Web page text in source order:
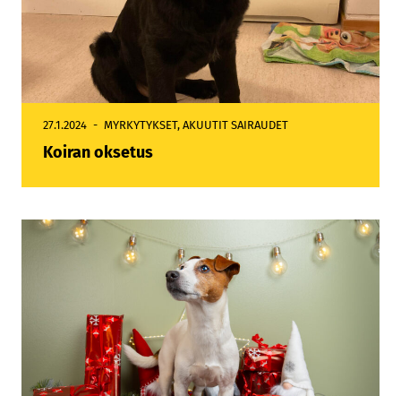
27.1.2024 MYRKYTYKSET, AKUUTIT SAIRAUDET
Koiran oksetus